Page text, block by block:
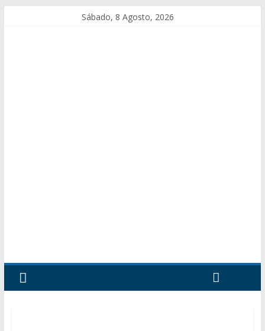
Sábado, 8 Agosto, 2026